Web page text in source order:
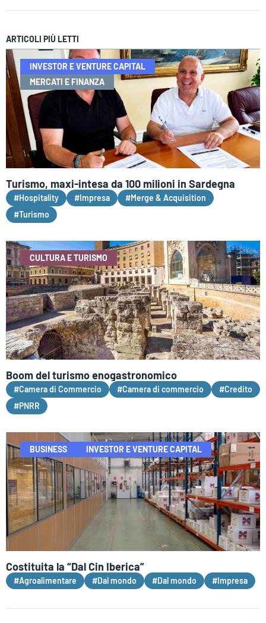
ARTICOLI PIÙ LETTI
INVESTOR E VENTURE CAPITAL
MERCATI E FINANZA
Turismo, maxi-intesa da 100 milioni in Sardegna
#Hospitality #Impresa
#Merge & Acquisition
#Turismo
CULTURA E TURISMO
Boom del turismo enogastronomico
#Camera di Commercio #Camera di commercio
#Credito
#PNRR
BUSINESS INVESTOR E VENTURE CAPITAL
Costituita la “Dal Cin Iberica”
#Agroalimentare #Dal mondo #Dal mondo #Impresa